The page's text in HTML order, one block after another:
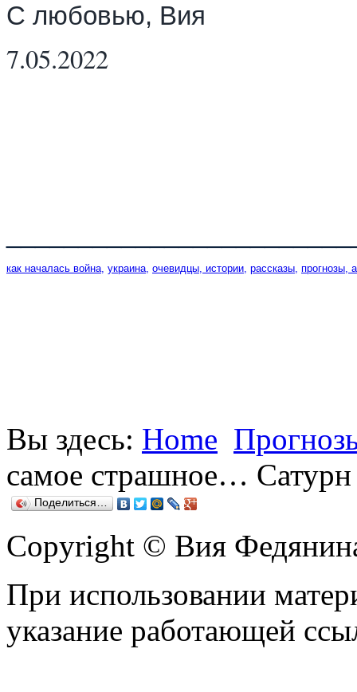
С любовью, Вия
7.05.2022
как началась война, украина, очевидцы, истории, рассказы, прогнозы,
Вы здесь: Home
самое страшное…
Поделиться…
Copyright © Вия
При использовании
указание работающей